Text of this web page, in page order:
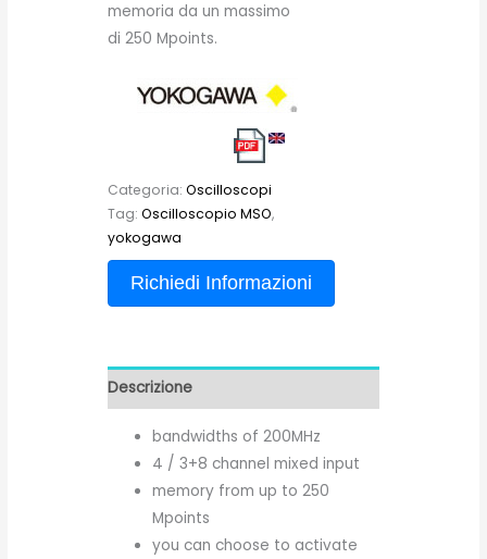
memoria da un massimo
di 250 Mpoints.
Categoria: Oscilloscopi
Tag: Oscilloscopio MSO,
yokogawa
Richiedi Informazioni
Descrizione
bandwidths of 200MHz
4 / 3+8 channel mixed input
memory from up to 250
Mpoints
you can choose to activate